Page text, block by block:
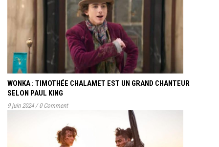
WONKA : TIMOTHÉE CHALAMET EST UN GRAND CHANTEUR
SELON PAUL KING
9 juin 2024 / 0 Comment